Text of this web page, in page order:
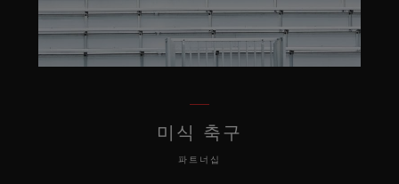
미식 축구
파트너십